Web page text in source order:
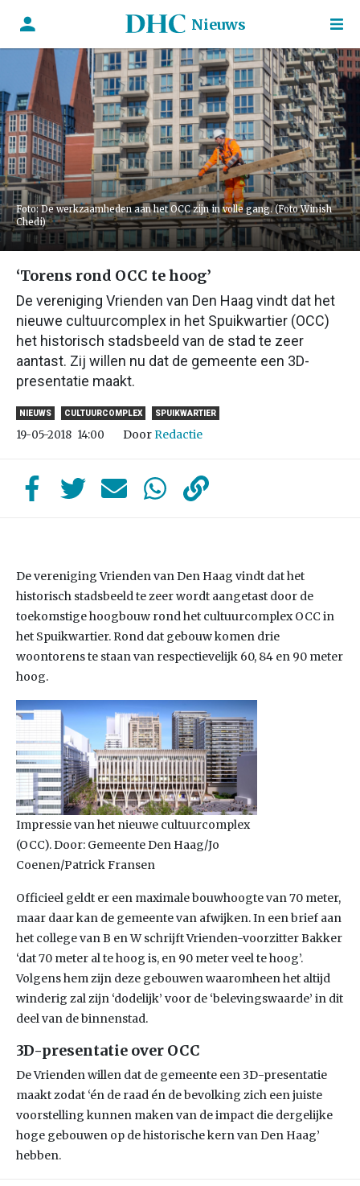
Nieuws
Foto: De werkzaamheden aan het OCC zijn in volle gang. (Foto Winish
Chedi)
‘Torens rond OCC te hoog’
De vereniging Vrienden van Den Haag vindt dat het
nieuwe cultuurcomplex in het Spuikwartier (OCC)
het historisch stadsbeeld van de stad te zeer
aantast. Zij willen nu dat de gemeente een 3D-
presentatie maakt.
NIEUWS CULTUURCOMPLEX SPUIKWARTIER
19-05-2018 14:00 DoorRedactie
De vereniging Vrienden van Den Haag vindt dat het
historisch stadsbeeld te zeer wordt aangetast door de
toekomstige hoogbouw rond het cultuurcomplex OCC in
het Spuikwartier. Rond dat gebouw komen drie
woontorens te staan van respectievelijk 60, 84 en 90 meter
hoog.
Impressie van het nieuwe cultuurcomplex
(OCC). Door: Gemeente Den Haag/Jo
Coenen/Patrick Fransen
Officieel geldt er een maximale bouwhoogte van 70 meter,
maar daar kan de gemeente van afwijken. In een brief aan
het college van B en W schrijft Vrienden-voorzitter Bakker
‘dat 70 meter al te hoog is, en 90 meter veel te hoog’.
Volgens hem zijn deze gebouwen waaromheen het altijd
winderig zal zijn ‘dodelijk’ voor de ‘belevingswaarde’ in dit
deel van de binnenstad.
3D-presentatie over OCC
De Vrienden willen dat de gemeente een 3D-presentatie
maakt zodat ‘én de raad én de bevolking zich een juiste
voorstelling kunnen maken van de impact die dergelijke
hoge gebouwen op de historische kern van Den Haag’
hebben.